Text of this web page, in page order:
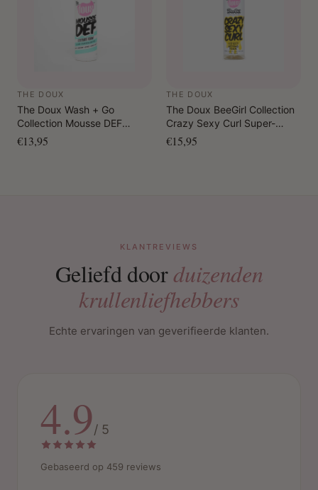
THE DOUX
The Doux Wash + Go
Collection Mousse DEF
Texture Foam 207 ml
€13,95
THE DOUX
The Doux BeeGirl Collection
Crazy Sexy Curl Super-
Charged Honey All-In
Setting Foam 207 ml
€15,95
KLANTREVIEWS
Geliefd doorduizenden
krullenliefhebbers
Echte ervaringen van geverifieerde klanten.
4.9/ 5
Gebaseerd op 459 reviews